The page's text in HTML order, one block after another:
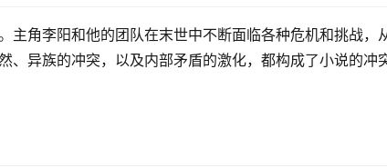
主角李阳和他的团队在末世中不断面临各种危机和挑战，
、异族的冲突，以及内部矛盾的激化，都构成了小说的冲